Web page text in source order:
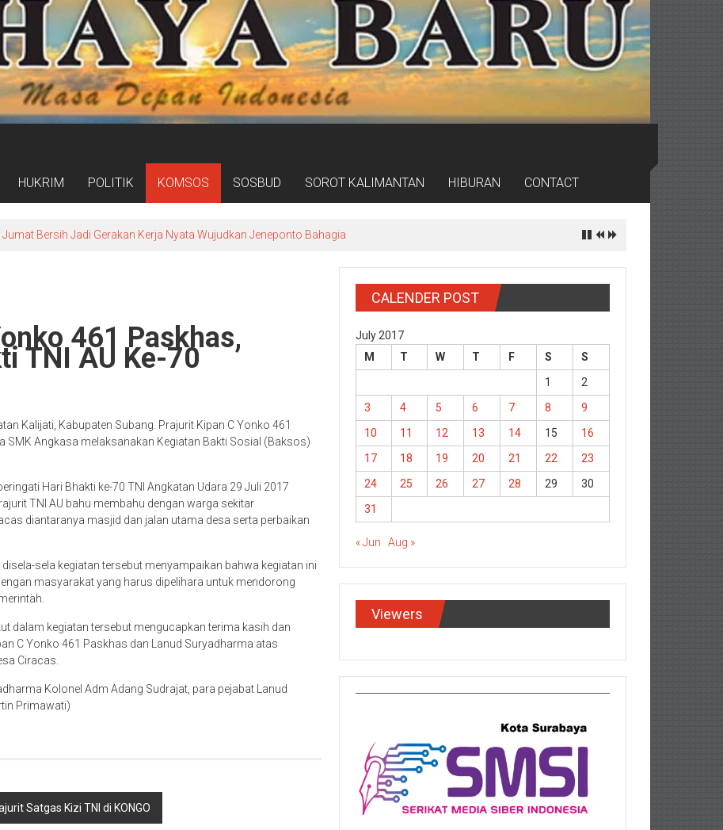
HUKRIM POLITIK KOMSOS SOSBUD SOROT KALIMANTAN HIBURAN CONTACT
Bersih Jadi Gerakan Kerja Nyata Wujudkan Jeneponto Bahagia
461 Paskhas,
TNI AU Ke-70
Kalijati, Kabupaten Subang. Prajurit Kipan C Yonko 461
Angkasa melaksanakan Kegiatan Bakti Sosial (Baksos)
Hari Bhakti ke-70 TNI Angkatan Udara 29 Juli 2017
TNI AU bahu membahu dengan warga sekitar
diantaranya masjid dan jalan utama desa serta perbaikan
sela kegiatan tersebut menyampaikan bahwa kegiatan ini
masyarakat yang harus dipelihara untuk mendorong
dalam kegiatan tersebut mengucapkan terima kasih dan
C Yonko 461 Paskhas dan Lanud Suryadharma atas
Ciracas.
Kolonel Adm Adang Sudrajat, para pejabat Lanud
Primawati)
Satgas Kizi TNI di KONGO
CALENDER POST
July 2017
M
T W T F S
S
1
2
3
4 5 6 7 8
9
10
11 12 13 14 15
16
17
18 19 20 21 22
23
24
25 26 27 28 29
30
31
« Jun Aug »
Viewers